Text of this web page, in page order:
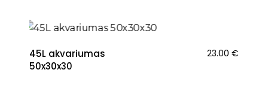
45L akvariumas
50x30x30
23.00 €